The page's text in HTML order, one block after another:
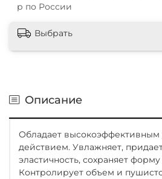
р по России
Выбрать
Описание
Обладает
действием. Увлажняет,
эластичность, сохраняет форму
Контролирует объем и